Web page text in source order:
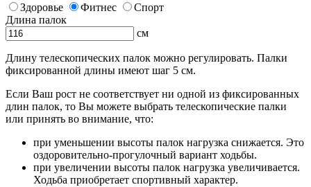
Здоровье
Фитнес
Спорт
Длина палок
см
Длину телескопических палок можно регулировать. Палки
фиксированной длины имеют шаг 5 см.
Если Ваш рост не соответствует ни одной из фиксированных
длин палок, то Вы можете выбрать телескопические палки
или принять во внимание, что:
при уменьшении высоты палок нагрузка снижается. Это
оздоровительно-прогулочный вариант ходьбы.
при увеличении высоты палок нагрузка увеличивается.
Ходьба приобретает спортивный характер.